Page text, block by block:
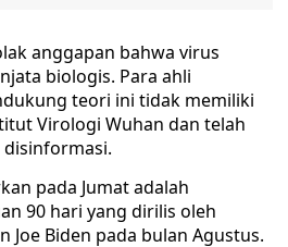
anggapan bahwa virus
biologis. Para ahli
teori ini tidak memiliki
Virologi Wuhan dan telah
pada Jumat adalah
90 hari yang dirilis oleh
Joe Biden pada bulan Agustus.